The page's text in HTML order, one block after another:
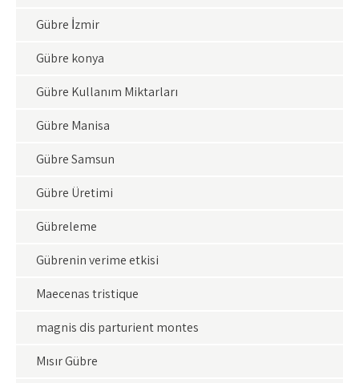
Gübre İzmir
Gübre konya
Gübre Kullanım Miktarları
Gübre Manisa
Gübre Samsun
Gübre Üretimi
Gübreleme
Gübrenin verime etkisi
Maecenas tristique
magnis dis parturient montes
Mısır Gübre